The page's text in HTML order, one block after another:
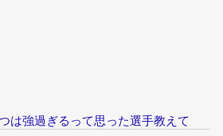
は強過ぎるって思った選手教えて